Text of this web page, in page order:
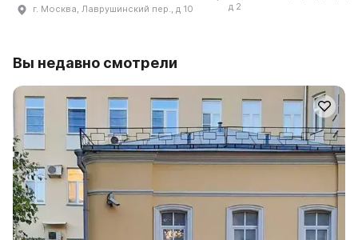
г. Москва, Лаврушинский пер., д 10
д 2
Вы недавно смотрели